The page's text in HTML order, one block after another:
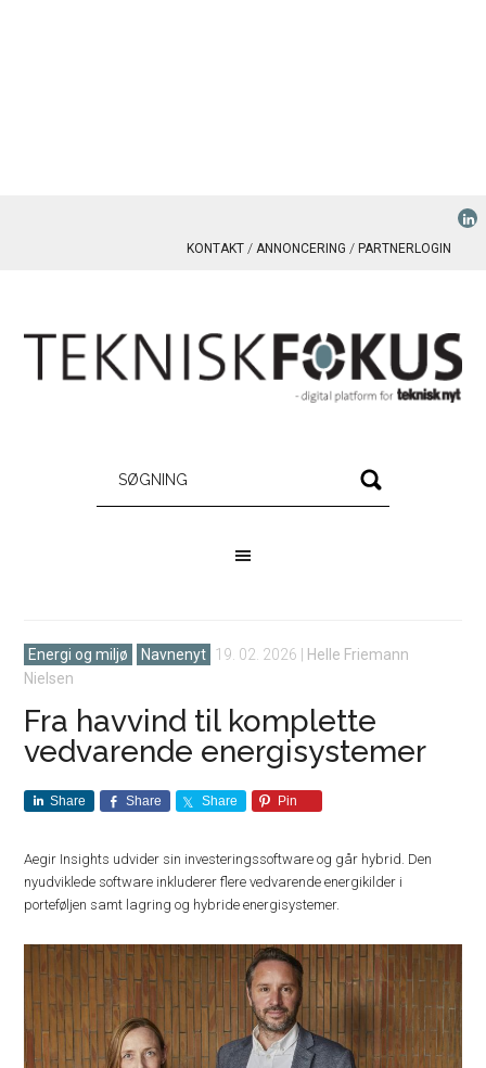
KONTAKT ANNONCERING PARTNERLOGIN
Energi og miljø Navnenyt 19. 02. 2026
Helle Friemann
Nielsen
Fra havvind til komplette
vedvarende energisystemer
Share Share Share Pin
Aegir Insights udvider sin investeringssoftware og går hybrid. Den
nyudviklede software inkluderer flere vedvarende energikilder i
porteføljen samt lagring og hybride energisystemer.